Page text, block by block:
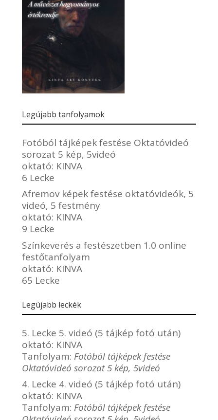
Legújabb tanfolyamok
Fotóból tájképek festése Oktatóvideó
sorozat 5 kép, 5videó
oktató: KINVA
6 Lecke
Afremov képek festése oktatóvideók, 5
videó, 5 festmény
oktató: KINVA
9 Lecke
Színkeverés a festészetben 1.0 online
festőtanfolyam
oktató: KINVA
65 Lecke
Legújabb leckék
5. Lecke 5. videó (5 tájkép fotó után)
oktató: KINVA
Tanfolyam: Fotóból tájképek festése
Oktatóvideó sorozat 5 kép, 5videó
4. Lecke 4. videó (5 tájkép fotó után)
oktató: KINVA
Tanfolyam: Fotóból tájképek festése